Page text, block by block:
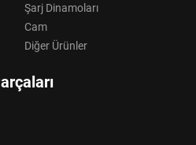
Şarj Dinamoları
Cam
Diğer Ürünler